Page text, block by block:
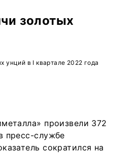
Техника и технологии
Тренды
Интервью
золотых
унций в I квартале 2022 года
произвели 372
пресс-службе
сократился на